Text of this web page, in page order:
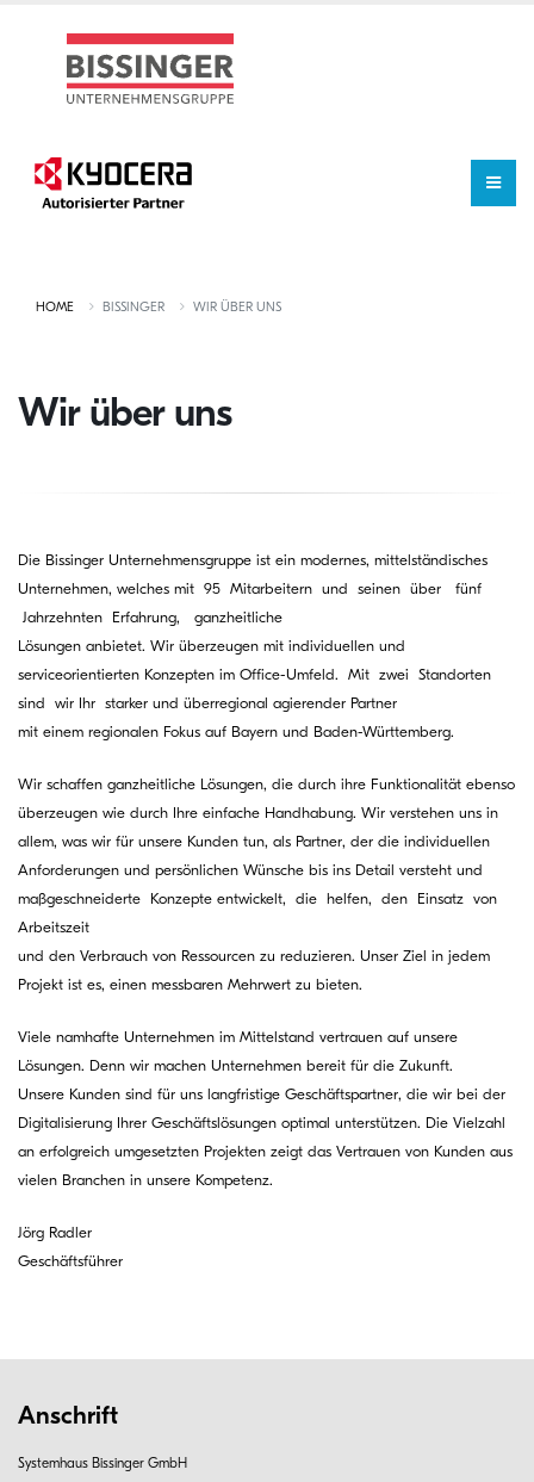
HOME BISSINGER WIR ÜBER UNS
Wir über uns
Die Bissinger Unternehmensgruppe ist ein modernes, mittelständisches
Unternehmen, welches mit 95 Mitarbeitern und seinen über fünf
Jahrzehnten Erfahrung, ganzheitliche
Lösungen anbietet. Wir überzeugen mit individuellen und
serviceorientierten Konzepten im Office-Umfeld. Mit zwei Standorten
sind wir Ihr starker und überregional agierender Partner
mit einem regionalen Fokus auf Bayern und Baden-Württemberg.
Wir schaffen ganzheitliche Lösungen, die durch ihre Funktionalität ebenso
überzeugen wie durch Ihre einfache Handhabung. Wir verstehen uns in
allem, was wir für unsere Kunden tun, als Partner, der die individuellen
Anforderungen und persönlichen Wünsche bis ins Detail versteht und
maßgeschneiderte Konzepte entwickelt, die helfen, den Einsatz von
Arbeitszeit
und den Verbrauch von Ressourcen zu reduzieren. Unser Ziel in jedem
Projekt ist es, einen messbaren Mehrwert zu bieten.
Viele namhafte Unternehmen im Mittelstand vertrauen auf unsere
Lösungen. Denn wir machen Unternehmen bereit für die Zukunft.
Unsere Kunden sind für uns langfristige Geschäftspartner, die wir bei der
Digitalisierung Ihrer Geschäftslösungen optimal unterstützen. Die Vielzahl
an erfolgreich umgesetzten Projekten zeigt das Vertrauen von Kunden aus
vielen Branchen in unsere Kompetenz.
Jörg Radler
Geschäftsführer
Anschrift
Systemhaus Bissinger GmbH